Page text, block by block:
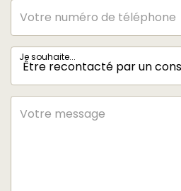
Je souhaite...